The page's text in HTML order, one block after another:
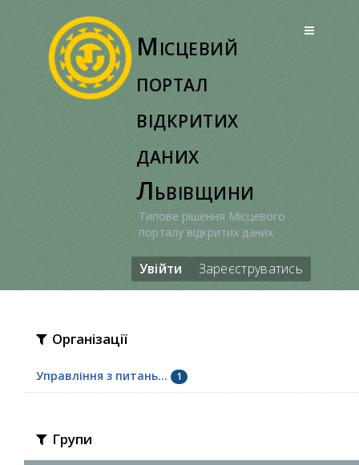
Місцевий
портал
відкритих
даних
Львівщини
Типове рішення Місцевого
порталу відкритих даних
Увійти Зареєструватись
Організації
Управління з питань... 1
Групи